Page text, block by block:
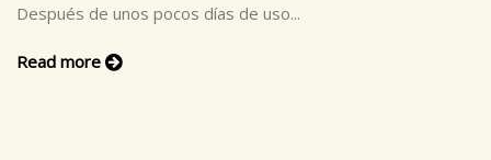
Después de unos pocos días de uso...
Read more